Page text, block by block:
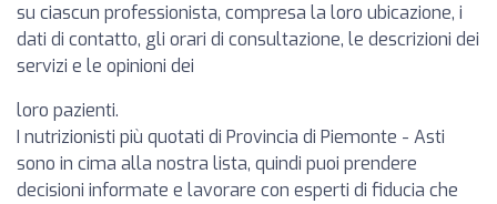
su ciascun professionista, compresa la loro ubicazione, i
dati di contatto, gli orari di consultazione, le descrizioni dei
servizi e le opinioni dei
loro pazienti.
I nutrizionisti più quotati di Provincia di Piemonte - Asti
sono in cima alla nostra lista, quindi puoi prendere
decisioni informate e lavorare con esperti di fiducia che